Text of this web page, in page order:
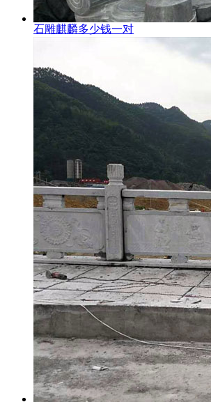
石雕麒麟多少钱一对